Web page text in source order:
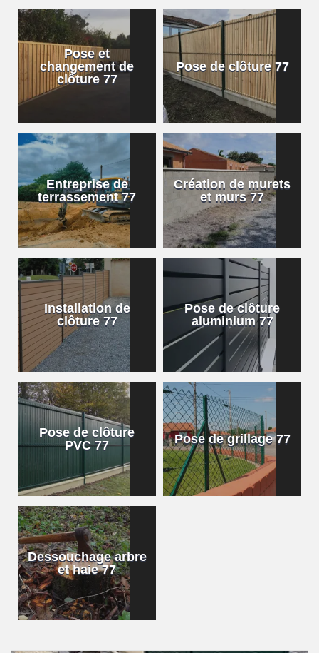
Pose et
changement de
clôture 77
Pose de clôture 77
Entreprise de
terrassement 77
Création de murets
et murs 77
Installation de
clôture 77
Pose de clôture
aluminium 77
Pose de clôture
PVC 77
Pose de grillage 77
Dessouchage arbre
et haie 77